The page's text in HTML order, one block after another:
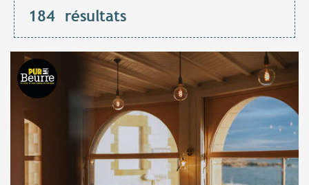
184 résultats